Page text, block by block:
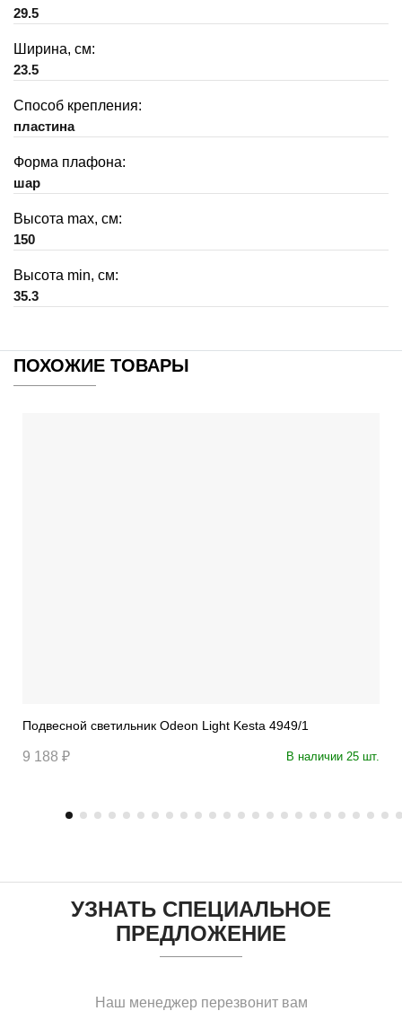
29.5
Ширина, см:
23.5
Способ крепления:
пластина
Форма плафона:
шар
Высота max, см:
150
Высота min, см:
35.3
ПОХОЖИЕ ТОВАРЫ
Подвесной светильник Odeon Light Kesta 4949/1
9 188 ₽ В наличии 25 шт.
УЗНАТЬ СПЕЦИАЛЬНОЕ
ПРЕДЛОЖЕНИЕ
Наш менеджер перезвонит вам